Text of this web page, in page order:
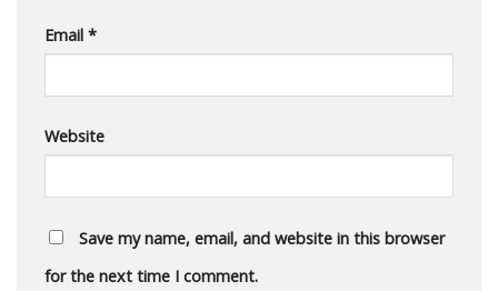
Email *
Website
Save my name, email, and website in this browser
for the next time I comment.